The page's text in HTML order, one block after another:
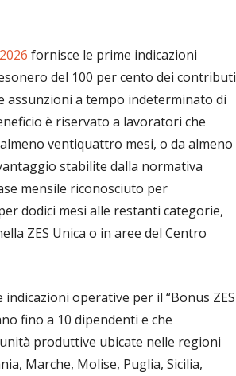
fornisce le prime indicazioni
del 100 per cento dei contributi
assunzioni a tempo indeterminato di
è riservato a lavoratori che
ventiquattro mesi, o da almeno
stabilite dalla normativa
mensile riconosciuto per
dodici mesi alle restanti categorie,
ZES Unica o in aree del Centro
indicazioni operative per il “Bonus ZES
fino a 10 dipendenti e che
produttive ubicate nelle regioni
Marche, Molise, Puglia, Sicilia,